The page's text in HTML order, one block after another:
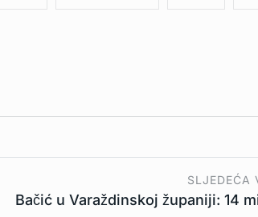
SLJEDEĆA
Bačić u Varaždinskoj županiji: 14